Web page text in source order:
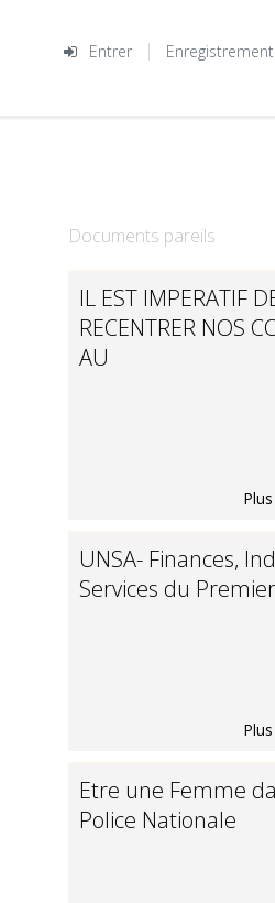
Entrer Enregistrement
Documents pareils
IL EST IMPERATIF
RECENTRER NOS
AU
UNSA- Finances,
Services du
Etre une Femme
Police Nationale